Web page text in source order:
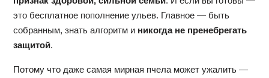
это бесплатное пополнение ульев. Главное — быть
собранным, знать алгоритм и никогда не пренебрегать
защитой.
Потому что даже самая мирная пчела может ужалить —